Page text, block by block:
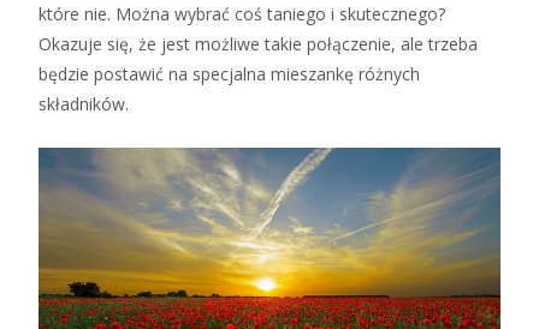
które nie. Można wybrać coś taniego i skutecznego?
Okazuje się, że jest możliwe takie połączenie, ale trzeba
będzie postawić na specjalna mieszankę różnych
składników.